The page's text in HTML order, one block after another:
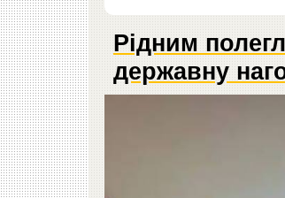
Рідним
державну